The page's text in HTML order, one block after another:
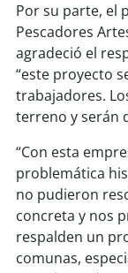
Por su parte, el
Pescadores
agradeció el
“este proyecto
trabajadores.
terreno y serán
“Con esta
problemática
no pudieron
concreta y nos
respalden un
comunas,